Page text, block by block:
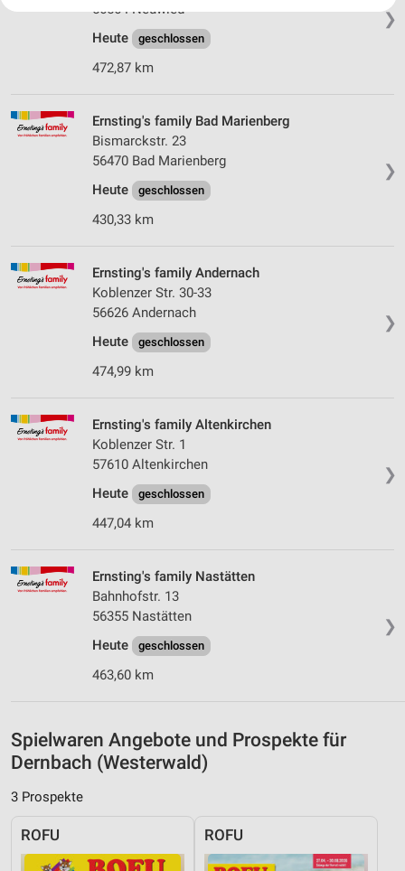
❯
56564 Neuwied
Heute
geschlossen
472,87 km
❯
Ernsting's family Bad Marienberg
Bismarckstr. 23
56470 Bad Marienberg
Heute
geschlossen
430,33 km
❯
Ernsting's family Andernach
Koblenzer Str. 30-33
56626 Andernach
Heute
geschlossen
474,99 km
❯
Ernsting's family Altenkirchen
Koblenzer Str. 1
57610 Altenkirchen
Heute
geschlossen
447,04 km
❯
Ernsting's family Nastätten
Bahnhofstr. 13
56355 Nastätten
Heute
geschlossen
463,60 km
Spielwaren Angebote und Prospekte für
Dernbach (Westerwald)
3 Prospekte
ROFU ROFU
Website/App.
Partnerliste anzeigen (1 IAB-Anbieter)
Wir nutzen Ihre Daten für folgende Zwecke:
Speichern von oder Zugriff auf Informationen
auf einem Endgerät
Verwendung reduzierter Daten zur Auswahl von
Erstellung von Profilen für personalisierte
Verwendung von Profilen zur Auswahl
personalisierter Werbung
Erstellung von Profilen zur Personalisierung
von Inhalten
Verwendung von Profilen zur Auswahl
Messung der Werbeleistung
Messung der Performance von Inhalten
Analyse von Zielgruppen durch Statistiken oder
Kombinationen von Daten aus verschiedenen
Entwicklung und Verbesserung der Angebote
Verwendung reduzierter Daten zur Auswahl von
IAB-Besonderheiten:
Verwendung genauer Standortdaten
Informationen identifizieren
Nicht-IAB-Verarbeitungszwecke:
Notwendig
Performance
Funktional